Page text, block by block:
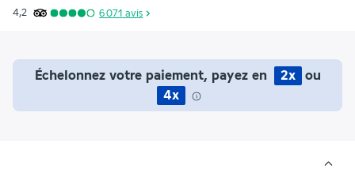
4,2 6 071 avis
Échelonnez votre paiement, payez en 2x
ou
4x